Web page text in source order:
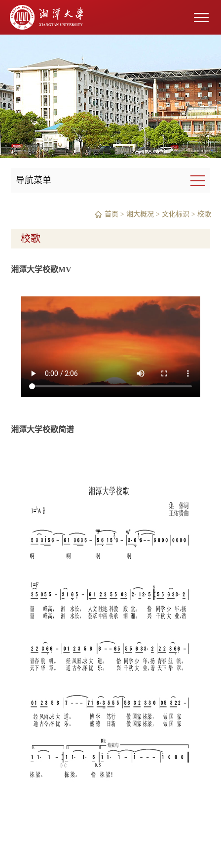
导航菜单
首页 > 湘大概况 > 文化标识 > 校歌
校歌
湘潭大学校歌MV
湘潭大学校歌简谱